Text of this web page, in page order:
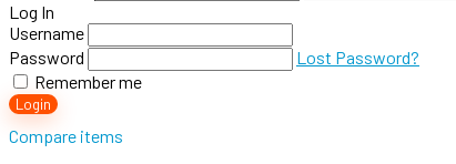
Log In
Username
Password
Lost Password?
Remember me
Login
Compare items